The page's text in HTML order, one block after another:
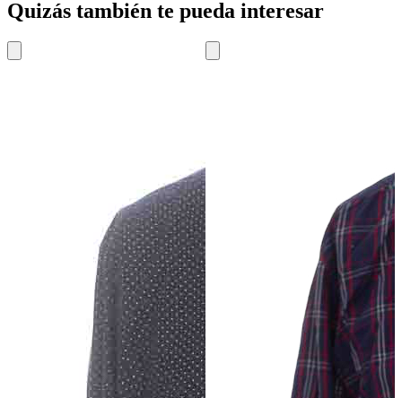
Quizás también te pueda interesar